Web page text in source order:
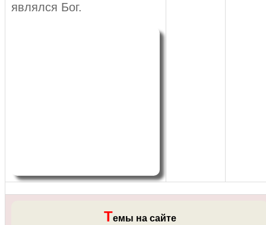
являлся Бог.
Темы на сайте